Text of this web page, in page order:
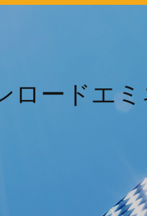
ロードエ